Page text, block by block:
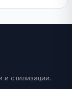
и стилизации.